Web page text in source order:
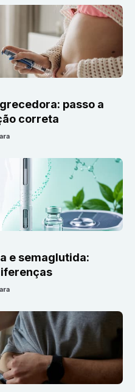
passo a
correta
e semaglutida: